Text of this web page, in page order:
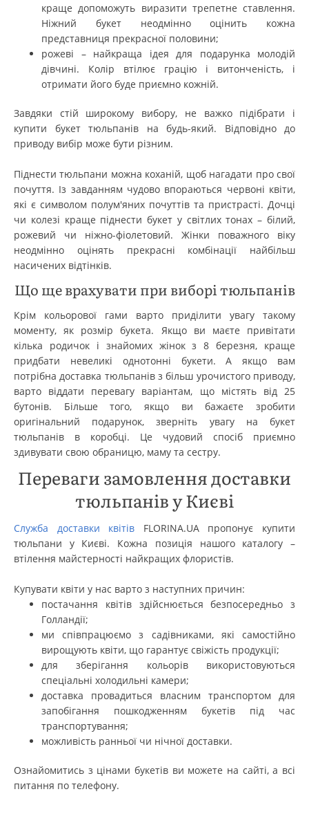
краще допоможуть виразити трепетне ставлення.
Ніжний букет неодмінно оцінить кожна
представниця прекрасної половини;
рожеві – найкраща ідея для подарунка молодій
дівчині. Колір втілює грацію і витонченість, і
отримати його буде приємно кожній.
Завдяки стій широкому вибору, не важко підібрати і
купити букет тюльпанів на будь-який. Відповідно до
приводу вибір може бути різним.
Піднести тюльпани можна коханій, щоб нагадати про свої
почуття. Із завданням чудово впораються червоні квіти,
які є символом полум'яних почуттів та пристрасті. Дочці
чи колезі краще піднести букет у світлих тонах – білий,
рожевий чи ніжно-фіолетовий. Жінки поважного віку
неодмінно оцінять прекрасні комбінації найбільш
насичених відтінків.
Що ще врахувати при виборі тюльпанів
Крім кольорової гами варто приділити увагу такому
моменту, як розмір букета. Якщо ви маєте привітати
кілька родичок і знайомих жінок з 8 березня, краще
придбати невеликі однотонні букети. А якщо вам
потрібна доставка тюльпанів з більш урочистого приводу,
варто віддати перевагу варіантам, що містять від 25
бутонів. Більше того, якщо ви бажаєте зробити
оригінальний подарунок, зверніть увагу на букет
тюльпанів в коробці. Це чудовий спосіб приємно
здивувати свою обраницю, маму та сестру.
Переваги замовлення доставки
тюльпанів у Києві
Служба доставки квітів FLORINA.UA пропонує купити
тюльпани у Києві. Кожна позиція нашого каталогу –
втілення майстерності найкращих флористів.
Купувати квіти у нас варто з наступних причин:
постачання квітів здійснюється безпосередньо з
Голландії;
ми співпрацюємо з садівниками, які самостійно
вирощують квіти, що гарантує свіжість продукції;
для зберігання кольорів використовуються
спеціальні холодильні камери;
доставка провадиться власним транспортом для
запобігання пошкодженням букетів під час
транспортування;
можливість ранньої чи нічної доставки.
Ознайомитись з цінами букетів ви можете на сайті, а всі
питання по телефону.